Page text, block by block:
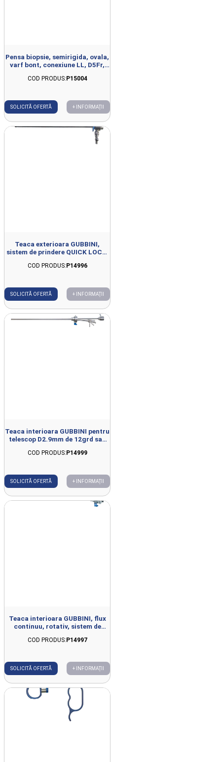
Pensa biopsie, semirigida, ovala,
varf bont, conexiune LL, D5Fr,
COD PRODUS:P15004
SOLICITĂ OFERTĂ + INFORMAȚII
Teaca exterioara GUBBINI,
sistem de prindere QUICK LOCK,
COD PRODUS:P14996
SOLICITĂ OFERTĂ + INFORMAȚII
Teaca interioara GUBBINI pentru
telescop D2.9mm de 12grd sau
prindere QUICK LOCK
COD PRODUS:P14999
SOLICITĂ OFERTĂ + INFORMAȚII
Teaca interioara GUBBINI, flux
continuu, rotativ, sistem de
L194mm
COD PRODUS:P14997
SOLICITĂ OFERTĂ + INFORMAȚII